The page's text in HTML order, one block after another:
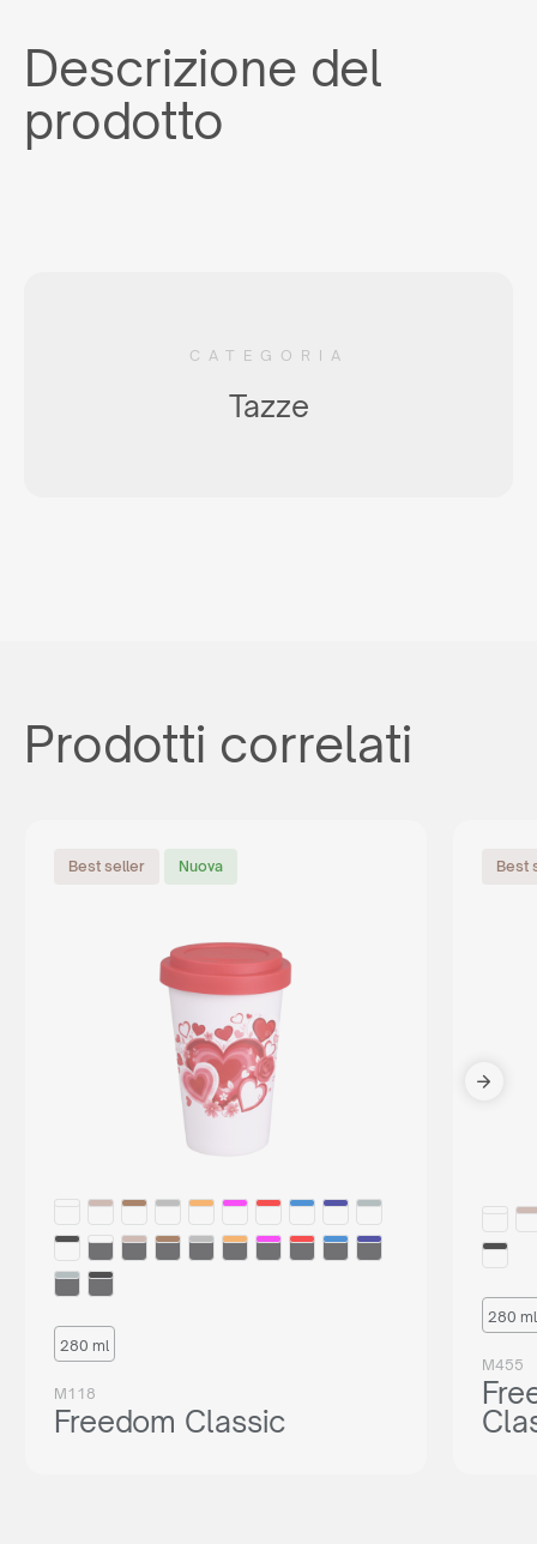
Descrizione del
prodotto
CATEGORIA
Tazze
Prodotti correlati
Best seller Nuova
280 ml
M118
Freedom Classic
Best
280 ml
M455